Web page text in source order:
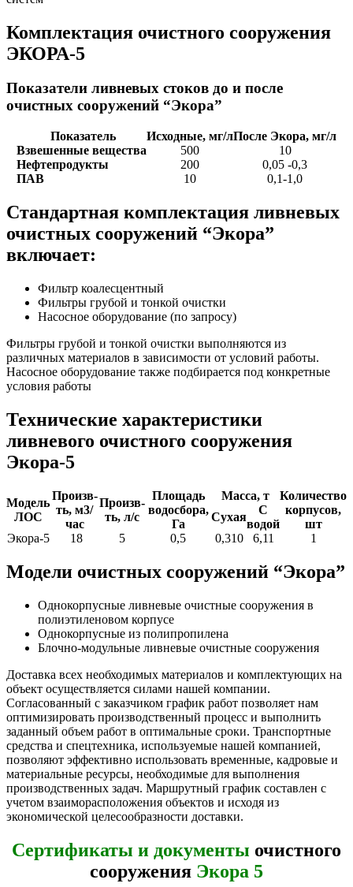
Комплектация очистного сооружения
ЭКОРА-5
Показатели ливневых стоков до и после
очистных сооружений “Экора”
Показатель Исходные, мг/лПосле Экора, мг/л
Взвешенные вещества
500
10
Нефтепродукты
200
0,05 -0,3
ПАВ
10 0,1-1,0
Стандартная комплектация ливневых
очистных сооружений “Экора”
включает:
Фильтр коалесцентный
Фильтры грубой и тонкой очистки
Насосное оборудование (по запросу)
Фильтры грубой и тонкой очистки выполняются из
различных материалов в зависимости от условий работы.
Насосное оборудование также подбирается под конкретные
условия работы
Технические характеристики
ливневого очистного сооружения
Экора-5
Модель
ЛОС
Произв-
ть, м3/
час
Произв-
ть, л/с
Площадь
водосбора,
Га
Масса, т
Количество
корпусов,
шт
Сухая
С
водой
Экора-5
18 5 0,5 0,310 6,11 1
Модели очистных сооружений “Экора”
Однокорпусные ливневые очистные сооружения в
полиэтиленовом корпусе
Однокорпусные из полипропилена
Блочно-модульные ливневые очистные сооружения
Доставка всех необходимых материалов и комплектующих на
объект осуществляется силами нашей компании.
Согласованный с заказчиком график работ позволяет нам
оптимизировать производственный процесс и выполнить
заданный объем работ в оптимальные сроки. Транспортные
средства и спецтехника, используемые нашей компанией,
позволяют эффективно использовать временные, кадровые и
материальные ресурсы, необходимые для выполнения
производственных задач. Маршрутный график составлен с
учетом взаиморасположения объектов и исходя из
экономической целесообразности доставки.
Сертификаты и документы очистного
сооружения Экора 5